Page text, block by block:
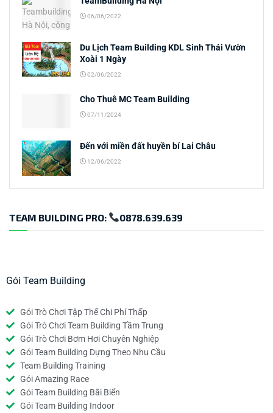
06/06/2022
Du Lịch Team Building KDL Sinh Thái Vườn
Xoài 1 Ngày
02/06/2022
Cho Thuê MC Team Building
07/11/2024
Đến với miền đất huyền bí Lai Châu
12/06/2022
TEAM BUILDING PRO: 0878.639.639
Gói Team Building
Gói Trò Chơi Tập Thể Chi Phí Thấp
Gói Trò Chơi Team Building Tầm Trung
Gói Trò Chơi Bơm Hơi Chuyên Nghiệp
Gói Team Building Dựng Theo Nhu Cầu
Team Building Training
Gói Amazing Race
Gói Team Building Bãi Biển
Gói Team Building Indoor